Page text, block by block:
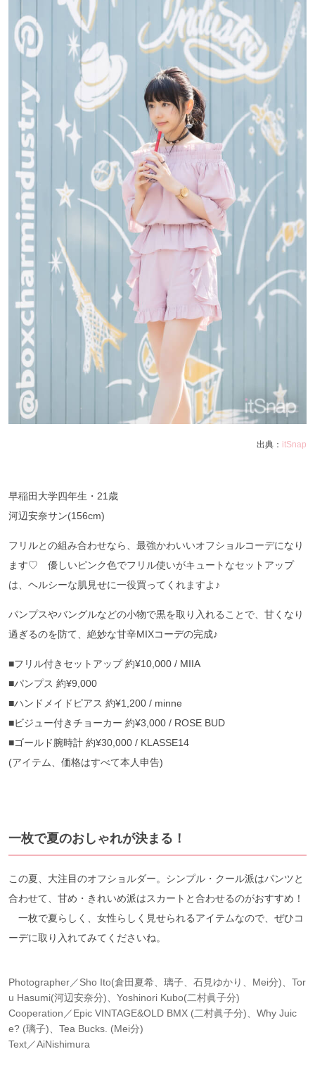
出典： itSnap
早稲田大学四年生・21歳
河辺安奈サン(156cm)
フリルとの組み合わせなら、最強かわいいオフショルコーデになり
ます♡ 優しいピンク色でフリル使いがキュートなセットアップ
は、ヘルシーな肌見せに一役買ってくれますよ♪
パンプスやバングルなどの小物で黒を取り入れることで、甘くなり
過ぎるのを防て、絶妙な甘辛MIXコーデの完成♪
■フリル付きセットアップ 約¥10,000 / MIIA
■パンプス 約¥9,000
■ハンドメイドピアス 約¥1,200 / minne
■ビジュー付きチョーカー 約¥3,000 / ROSE BUD
■ゴールド腕時計 約¥30,000 / KLASSE14
(アイテム、価格はすべて本人申告)
一枚で夏のおしゃれが決まる！
この夏、大注目のオフショルダー。シンプル・クール派はパンツと
合わせて、甘め・きれいめ派はスカートと合わせるのがおすすめ！
一枚で夏らしく、女性らしく見せられるアイテムなので、ぜひコ
ーデに取り入れてみてくださいね。
Photographer／Sho Ito(倉田夏希、璃子、石見ゆかり、Mei分)、Tor
u Hasumi(河辺安奈分)、Yoshinori Kubo(二村眞子分)
Cooperation／Epic VINTAGE&OLD BMX (二村眞子分)、Why Juic
e? (璃子)、Tea Bucks. (Mei分)
Text／AiNishimura